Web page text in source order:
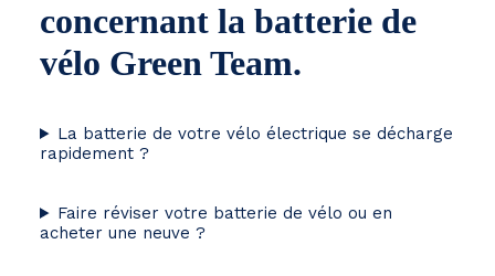
concernant la batterie de
vélo Green Team.
La batterie de votre vélo électrique se décharge
rapidement ?
Faire réviser votre batterie de vélo ou en
acheter une neuve ?